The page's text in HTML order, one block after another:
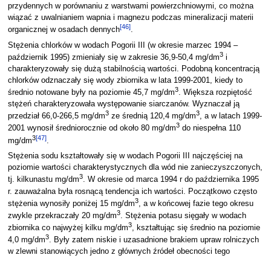
przydennych w porównaniu z warstwami powierzchniowymi, co można
wiązać z uwalnianiem wapnia i magnezu podczas mineralizacji materii
organicznej w osadach dennych[46].
Stężenia chlorków w wodach Pogorii III (w okresie marzec 1994 –
październik 1995) zmieniały się w zakresie 36,9-50,4 mg/dm3i
charakteryzowały się dużą stabilnością wartości. Podobną koncentracją
chlorków odznaczały się wody zbiornika w lata 1999-2001, kiedy to
średnio notowane były na poziomie 45,7 mg/dm3. Większa rozpiętość
stężeń charakteryzowała występowanie siarczanów. Wyznaczał ją
przedział 66,0-266,5 mg/dm3ze średnią 120,4 mg/dm3, a w latach 1999-
2001 wynosił średniorocznie od około 80 mg/dm3do niespełna 110
mg/dm3[47].
Stężenia sodu kształtowały się w wodach Pogorii III najczęściej na
poziomie wartości charakterystycznych dla wód nie zanieczyszczonych,
tj. kilkunastu mg/dm3. W okresie od marca 1994 r do października 1995
r. zauważalna była rosnącą tendencja ich wartości. Początkowo często
stężenia wynosiły poniżej 15 mg/dm3, a w końcowej fazie tego okresu
zwykle przekraczały 20 mg/dm3. Stężenia potasu sięgały w wodach
zbiornika co najwyżej kilku mg/dm3, kształtując się średnio na poziomie
4,0 mg/dm3. Były zatem niskie i uzasadnione brakiem upraw rolniczych
w zlewni stanowiących jedno z głównych źródeł obecności tego